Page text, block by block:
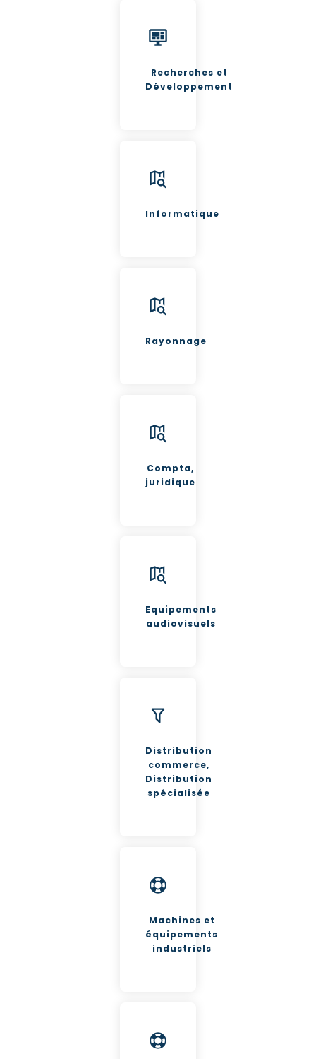
Recherches et
Développement
Informatique
Rayonnage
Compta,
juridique
Equipements
audiovisuels
Distribution
commerce,
Distribution
spécialisée
Machines et
équipements
industriels